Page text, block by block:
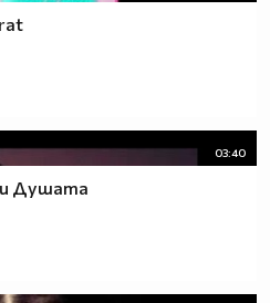
03:40
Душата